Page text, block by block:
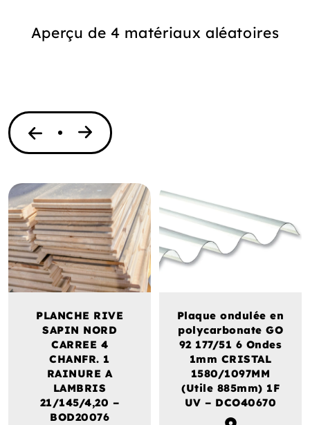
Aperçu de 4 matériaux aléatoires
PLANCHE RIVE
SAPIN NORD
CARREE 4
CHANFR. 1
RAINURE A
LAMBRIS
21/145/4,20 –
BOD20076
Plaque ondulée en
polycarbonate GO
92 177/51 6 Ondes
1mm CRISTAL
1580/1097MM
(Utile 885mm) 1F
UV – DCO40670